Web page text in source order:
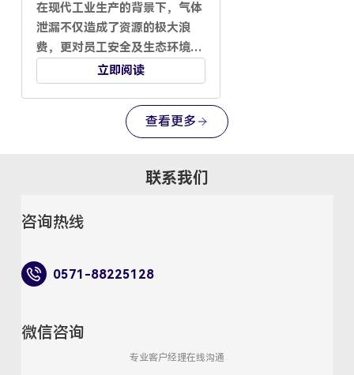
在现代工业生产的背景下，气体
泄漏不仅造成了资源的极大浪
费，更对员工安全及生态环境构
成了严峻挑战。近期，我们的一
位来自石油天然气行业的客户反
馈，传统的泄漏检测手段在精准
定位泄漏源方面显得力不从心，
险。兆华电子深知这一挑战的紧
不懈地追求并提供切实有效的解
源于设备的长期使用、老化、腐
蚀以及安装不当等问题，尤其易
煤气泄漏的潜在危害不容小觑，
定期的检查与维护不仅是保障生
产安全的基石，也是提升企业社
立即阅读
查看更多
联系我们
咨询热线
0571-88225128
微信咨询
专业客户经理在线沟通